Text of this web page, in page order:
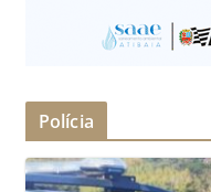
Polícia